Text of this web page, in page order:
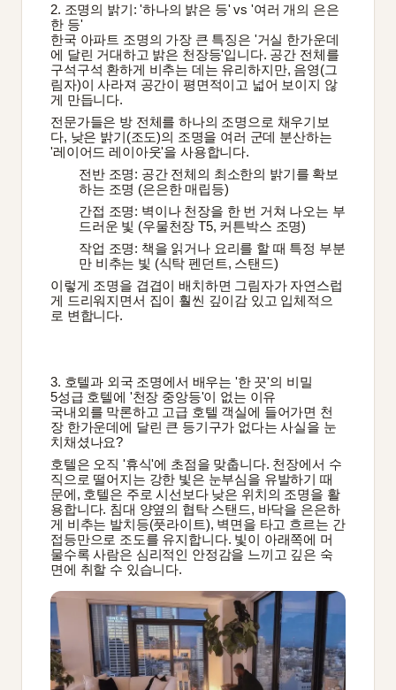
2. 조명의 밝기: '하나의 밝은 등' vs '여러 개의 은은
한 등'
한국 아파트 조명의 가장 큰 특징은 '거실 한가운데
에 달린 거대하고 밝은 천장등'입니다. 공간 전체를
구석구석 환하게 비추는 데는 유리하지만, 음영(그
림자)이 사라져 공간이 평면적이고 넓어 보이지 않
게 만듭니다.
전문가들은 방 전체를 하나의 조명으로 채우기보
다, 낮은 밝기(조도)의 조명을 여러 군데 분산하는
'레이어드 레이아웃'을 사용합니다.
전반 조명: 공간 전체의 최소한의 밝기를 확보
하는 조명 (은은한 매립등)
간접 조명: 벽이나 천장을 한 번 거쳐 나오는 부
드러운 빛 (우물천장 T5, 커튼박스 조명)
작업 조명: 책을 읽거나 요리를 할 때 특정 부분
만 비추는 빛 (식탁 펜던트, 스탠드)
이렇게 조명을 겹겹이 배치하면 그림자가 자연스럽
게 드리워지면서 집이 훨씬 깊이감 있고 입체적으
로 변합니다.
3. 호텔과 외국 조명에서 배우는 '한 끗'의 비밀
5성급 호텔에 '천장 중앙등'이 없는 이유
국내외를 막론하고 고급 호텔 객실에 들어가면 천
장 한가운데에 달린 큰 등기구가 없다는 사실을 눈
치채셨나요?
호텔은 오직 '휴식'에 초점을 맞춥니다. 천장에서 수
직으로 떨어지는 강한 빛은 눈부심을 유발하기 때
문에, 호텔은 주로 시선보다 낮은 위치의 조명을 활
용합니다. 침대 양옆의 협탁 스탠드, 바닥을 은은하
게 비추는 발치등(풋라이트), 벽면을 타고 흐르는 간
접등만으로 조도를 유지합니다. 빛이 아래쪽에 머
물수록 사람은 심리적인 안정감을 느끼고 깊은 숙
면에 취할 수 있습니다.